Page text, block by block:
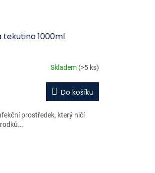
1000ml
Skladem (>5 ks)
Do košíku
prostředek, který ničí